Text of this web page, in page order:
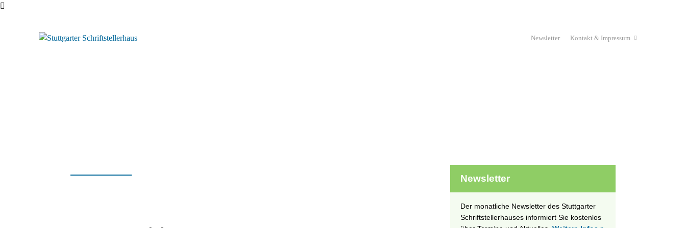
Newsletter Kontakt & Impressum
Newsletter
Der monatliche Newsletter des Stuttgarter
Schriftstellerhauses informiert Sie kostenlos